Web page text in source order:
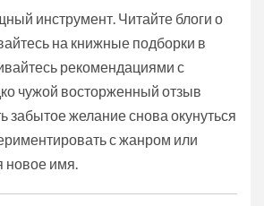
инструмент. Читайте блоги о
на книжные подборки в
рекомендациями с
чужой восторженный отзыв
забытое желание снова окунуться
с жанром или
новое имя.